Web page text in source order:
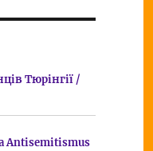
Тюрінгії /
Antisemitismus